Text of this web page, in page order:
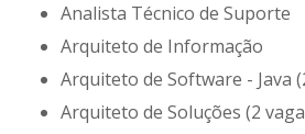
Analista Técnico de Suporte
Arquiteto de Informação
Arquiteto de Software - Java
Arquiteto de Soluções (2